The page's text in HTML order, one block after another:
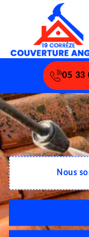
05 33
Nous